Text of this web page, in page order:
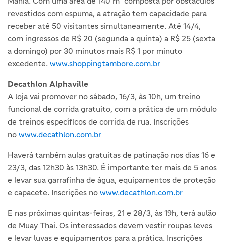
revestidos com espuma, a atração tem capacidade para
receber até 50 visitantes simultaneamente. Até 14/4,
com ingressos de R$ 20 (segunda a quinta) a R$ 25 (sexta
a domingo) por 30 minutos mais R$ 1 por minuto
excedente. www.shoppingtambore.com.br
Decathlon Alphaville
A loja vai promover no sábado, 16/3, às 10h, um treino
funcional de corrida gratuito, com a prática de um módulo
de treinos específicos de corrida de rua. Inscrições
no www.decathlon.com.br
Haverá também aulas gratuitas de patinação nos dias 16 e
23/3, das 12h30 às 13h30. É importante ter mais de 5 anos
e levar sua garrafinha de água, equipamentos de proteção
e capacete. Inscrições no www.decathlon.com.br
E nas próximas quintas-feiras, 21 e 28/3, às 19h, terá aulão
de Muay Thai. Os interessados devem vestir roupas leves
e levar luvas e equipamentos para a prática. Inscrições